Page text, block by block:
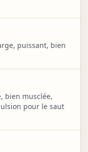
puissant, bien
bien musclée,
pour le saut